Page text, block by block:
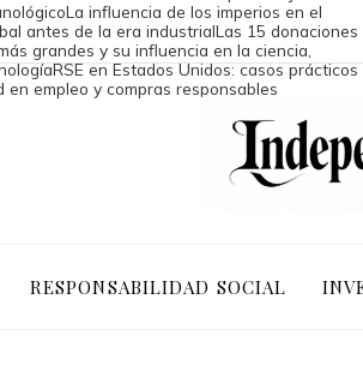
La influencia de los imperios en el
antes de la era industrialLas 15 donaciones
grandes y su influencia en la ciencia,
RSE en Estados Unidos: casos prácticos
en empleo y compras responsables
RESPONSABILIDAD SOCIAL